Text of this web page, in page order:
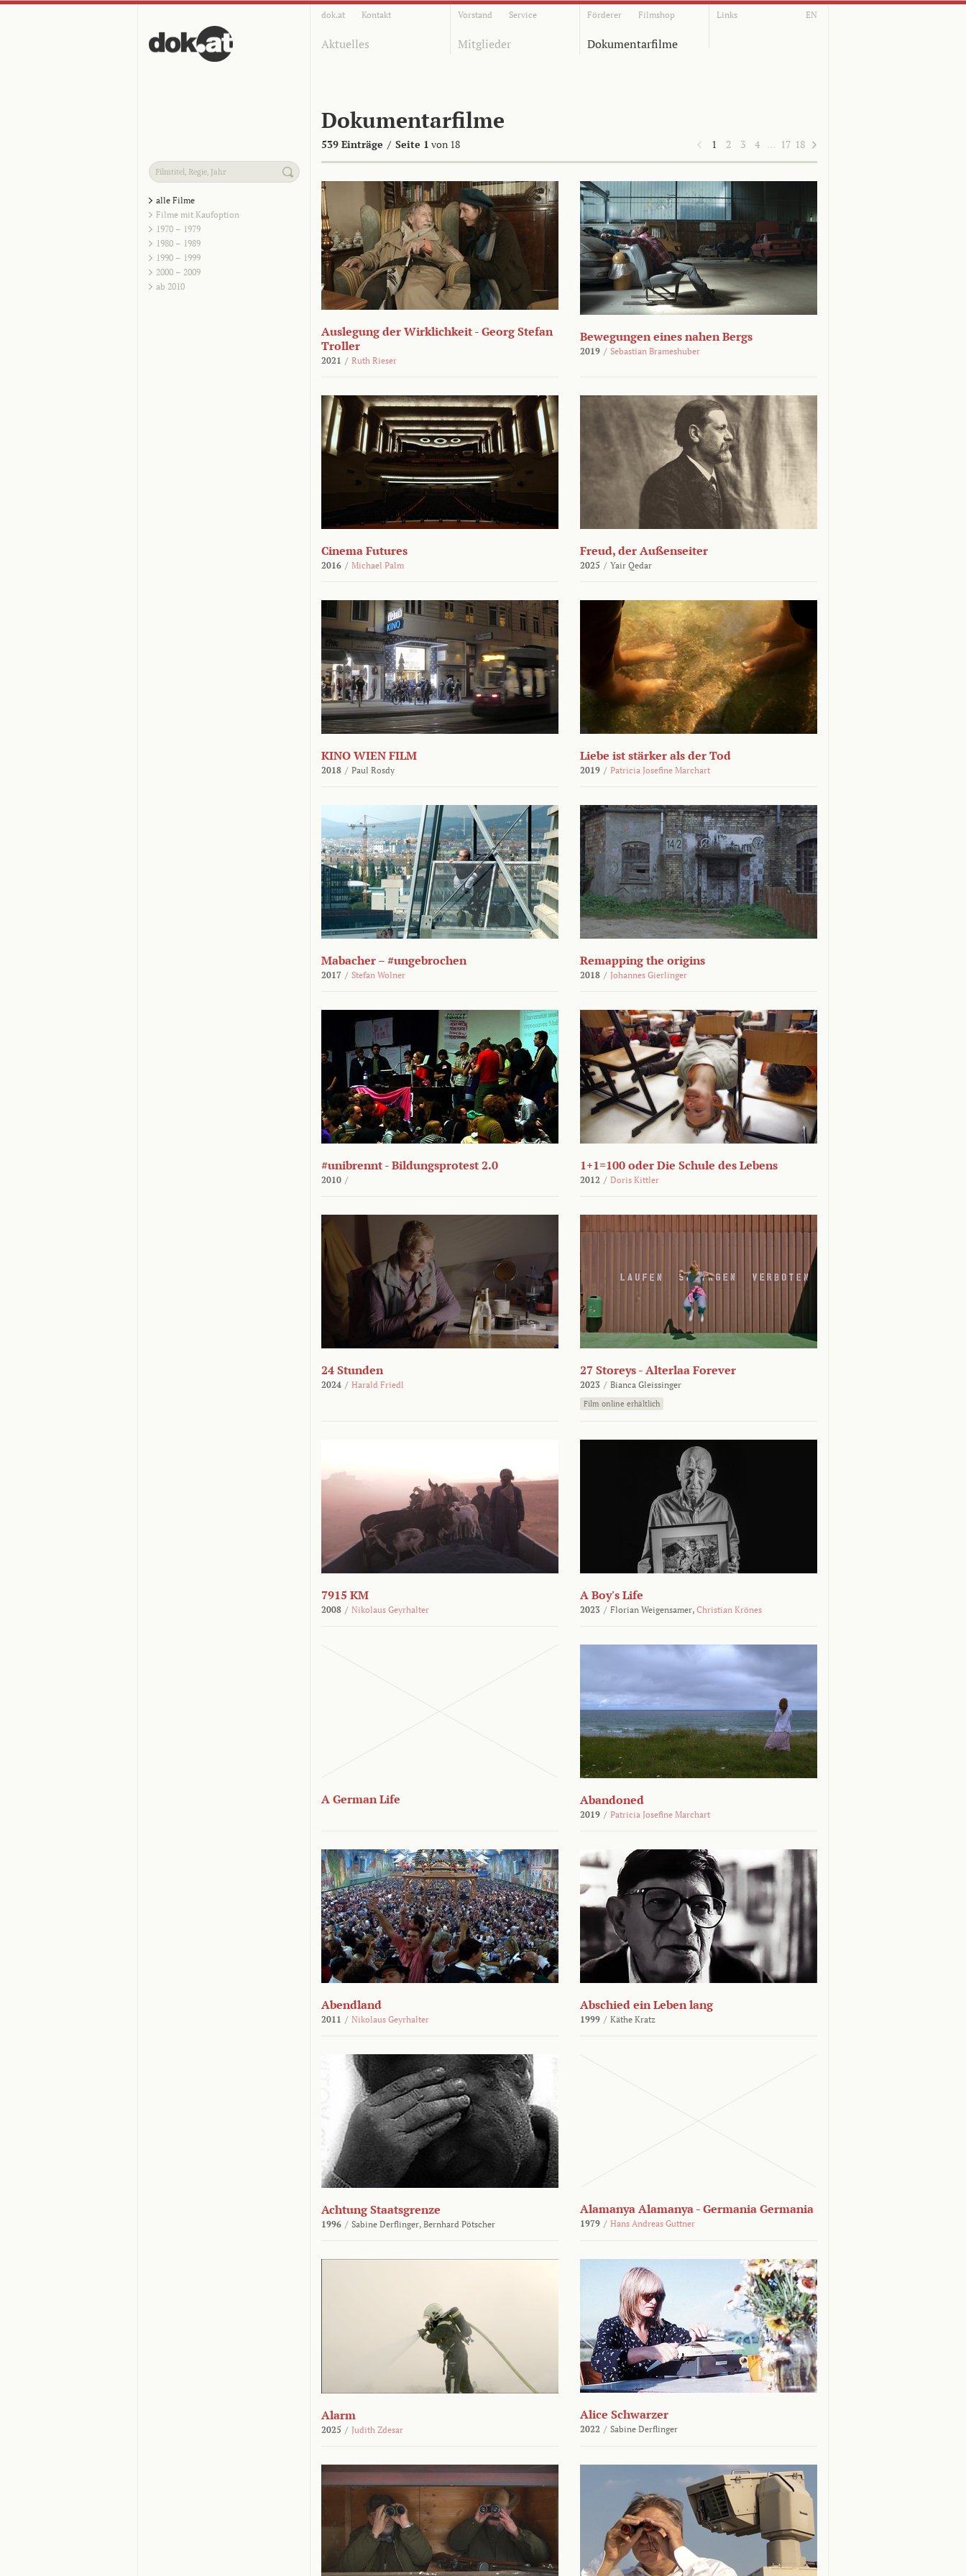
dok.at Kontakt Vorstand Service Förderer Filmshop Links EN
Aktuelles Mitglieder Dokumentarfilme
Dokumentarfilme
539 Einträge / Seite 1 von 18 1 2 3 4 … 17 18
alle Filme
Filme mit Kaufoption
1970 – 1979
1980 – 1989
1990 – 1999
2000 – 2009
ab 2010
Auslegung der Wirklichkeit - Georg Stefan
Troller
2021 / Ruth Rieser
Bewegungen eines nahen Bergs
2019 / Sebastian Brameshuber
Cinema Futures
2016 / Michael Palm
Freud, der Außenseiter
2025 / Yair Qedar
KINO WIEN FILM
2018 / Paul Rosdy
Liebe ist stärker als der Tod
2019 / Patricia Josefine Marchart
Mabacher – #ungebrochen
2017 / Stefan Wolner
Remapping the origins
2018 / Johannes Gierlinger
#unibrennt - Bildungsprotest 2.0
2010 /
1+1=100 oder Die Schule des Lebens
2012 / Doris Kittler
24 Stunden
2024 / Harald Friedl
27 Storeys - Alterlaa Forever
2023 / Bianca Gleissinger
Film online erhältlich
7915 KM
2008 / Nikolaus Geyrhalter
A Boy's Life
2023 / Florian Weigensamer, Christian Krönes
A German Life Abandoned
2019 / Patricia Josefine Marchart
Abendland
2011 / Nikolaus Geyrhalter
Abschied ein Leben lang
1999 / Käthe Kratz
Achtung Staatsgrenze
1996 / Sabine Derflinger, Bernhard Pötscher
Alamanya Alamanya - Germania Germania
1979 / Hans Andreas Guttner
Alarm
2025 / Judith Zdesar
Alice Schwarzer
2022 / Sabine Derflinger